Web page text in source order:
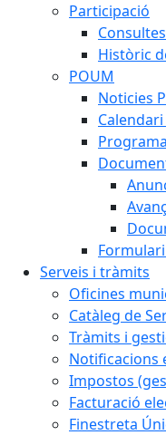
Participació
Històric
POUM
Noticies
Serveis i tràmits
Oficines
Catàleg de
Tràmits i
Notificacions
Impostos
Facturació
Finestreta